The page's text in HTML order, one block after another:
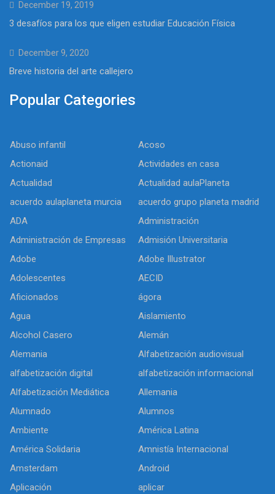
December 19, 2019
3 desafíos para los que eligen estudiar Educación Física
December 9, 2020
Breve historia del arte callejero
Popular Categories
Abuso infantil
Acoso
Actionaid
Actividades en casa
Actualidad
Actualidad aulaPlaneta
acuerdo aulaplaneta murcia
acuerdo grupo planeta madrid
ADA
Administración
Administración de Empresas
Admisión Universitaria
Adobe
Adobe Illustrator
Adolescentes
AECID
Aficionados
ágora
Agua
Aislamiento
Alcohol Casero
Alemán
Alemania
Alfabetización audiovisual
alfabetización digital
alfabetización informacional
Alfabetización Mediática
Allemania
Alumnado
Alumnos
Ambiente
América Latina
América Solidaria
Amnistía Internacional
Amsterdam
Android
Aplicación
aplicar